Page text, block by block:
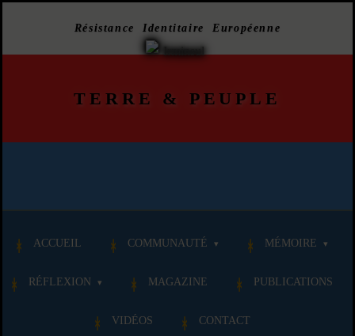
Résistance Identitaire Européenne
TERRE & PEUPLE
ACCUEIL COMMUNAUTÉ MÉMOIRE
RÉFLEXION MAGAZINE PUBLICATIONS
VIDÉOS CONTACT